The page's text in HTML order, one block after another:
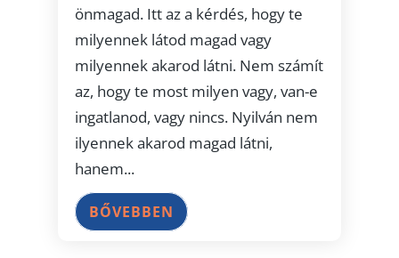
önmagad. Itt az a kérdés, hogy te
milyennek látod magad vagy
milyennek akarod látni. Nem számít
az, hogy te most milyen vagy, van-e
ingatlanod, vagy nincs. Nyilván nem
ilyennek akarod magad látni,
hanem...
BŐVEBBEN